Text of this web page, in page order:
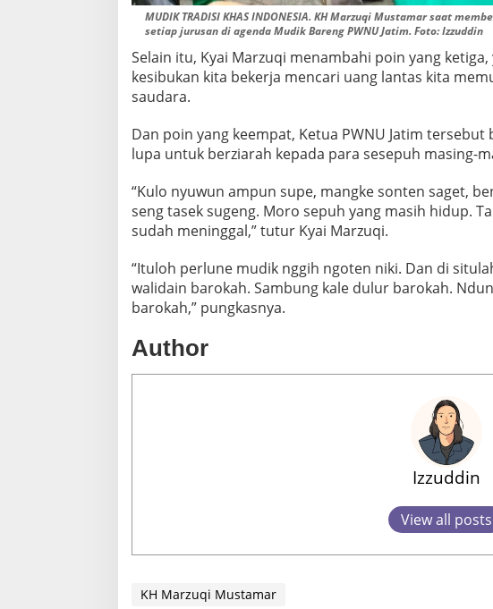
MUDIK TRADISI KHAS INDONESIA. KH Marzuqi Mustamar saat
setiap jurusan di agenda Mudik Bareng PWNU Jatim. Foto: Izzuddin
Selain itu, Kyai Marzuqi menambahi poin yang
kesibukan kita bekerja mencari uang lantas kita
saudara.
Dan poin yang keempat, Ketua PWNU Jatim
lupa untuk berziarah kepada para sesepuh masing-
“Kulo nyuwun ampun supe, mangke sonten saget,
seng tasek sugeng. Moro sepuh yang masih hidup.
sudah meninggal,” tutur Kyai Marzuqi.
“Ituloh perlune mudik nggih ngoten niki. Dan di
walidain barokah. Sambung kale dulur barokah.
barokah,” pungkasnya.
Author
Izzuddin
View all posts
KH Marzuqi Mustamar